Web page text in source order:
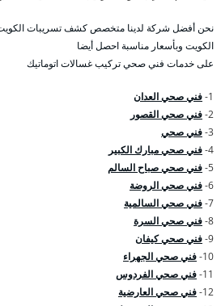
نحن أفضل شركة لدينا متخصص كشف تسريبات
الكويت وبأسعار مناسبة احصل أيضا
على خدمات فني صحي تركيب غسالات اتوماتيك
1- فني صحي العدان
2- فني صحي القصور
3- فني صحي
4- فني صحي مبارك الكبير
5- فني صحي صباح السالم
6- فني صحي الروضة
7- فني صحي السالمية
8- فني صحي السرة
9- فني صحي كيفان
10- فني صحي الجهراء
11- فني صحي الفردوس
12- فني صحي العارضية